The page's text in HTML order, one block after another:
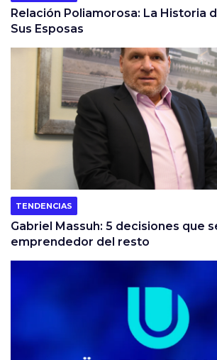
Relación Poliamorosa: La Historia
Sus Esposas
TENDENCIAS
Gabriel Massuh: 5 decisiones que
emprendedor del resto